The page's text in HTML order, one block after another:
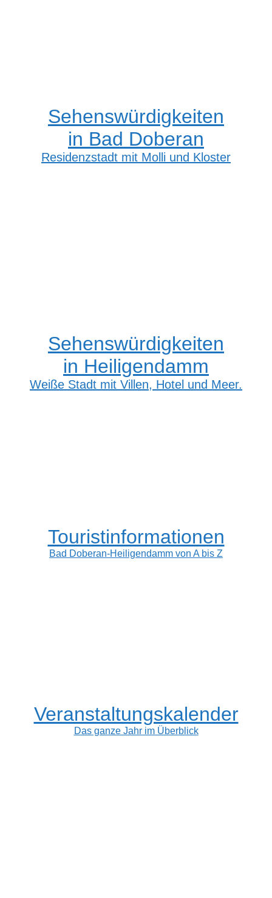
Sehenswürdigkeiten
in Bad Doberan
Residenzstadt mit Molli und Kloster
Sehenswürdigkeiten
in Heiligendamm
Weiße Stadt mit Villen, Hotel und Meer.
Touristinformationen
Bad Doberan-Heiligendamm von A bis Z
Veranstaltungskalender
Das ganze Jahr im Überblick